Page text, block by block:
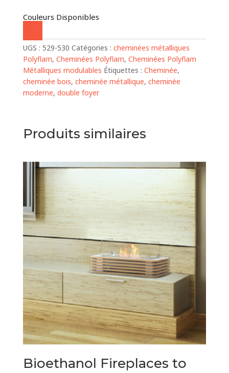
Couleurs Disponibles
UGS : 529-530 Catégories : cheminées métalliques
Polyflam, Cheminées Polyflam, Cheminées Polyflam
Métalliques modulables Étiquettes : Cheminée,
cheminée bois, cheminée métallique, cheminée
moderne, double foyer
Produits similaires
Bioethanol Fireplaces to